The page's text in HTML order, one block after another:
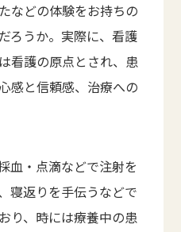
などの体験をお持ちの
ろうか。実際に、看護
看護の原点とされ、患
感と信頼感、治療への
血・点滴などで注射を
寝返りを手伝うなどで
り、時には療養中の患